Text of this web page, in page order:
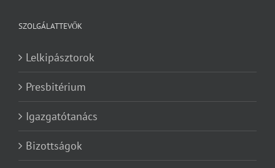
SZOLGÁLATTEVŐK
Lelkipásztorok
Presbitérium
Igazgatótanács
Bizottságok